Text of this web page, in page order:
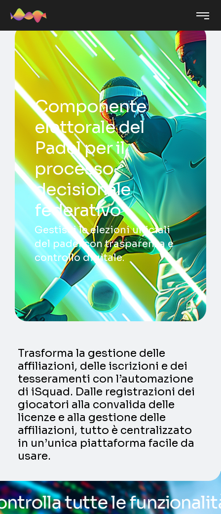
Componente
elettorale del
Padel per il
processo
decisionale
federativo
Gestisci le elezioni ufficiali
del padel con trasparenza e
controllo digitale.
Trasforma la gestione delle
affiliazioni, delle iscrizioni e dei
tesseramenti con l’automazione
di iSquad. Dalle registrazioni dei
giocatori alla convalida delle
licenze e alla gestione delle
affiliazioni, tutto è centralizzato
in un’unica piattaforma facile da
usare.
tutte le funzionalità